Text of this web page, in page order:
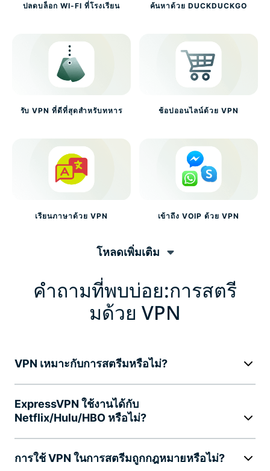
ปลดบล็อก WI-FI ที่โรงเรียน ค้นหาด้วย DUCKDUCKGO
รับ VPN ที่ดีที่สุดสำหรับทหาร ช้อปออนไลน์ด้วย VPN
เรียนภาษาด้วย VPN เข้าถึง VOIP ด้วย VPN
โหลดเพิ่มเติม
คำถามที่พบบ่อย:การสตรี
มด้วย VPN
VPN เหมาะกับการสตรีมหรือไม่?
ExpressVPN ใช้งานได้กับ
Netflix/Hulu/HBO หรือไม่?
การใช้ VPN ในการสตรีมถูกกฎหมายหรือไม่?